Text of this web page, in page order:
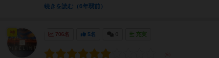
続きを読む（6年弱前）
706名 5名 充実
神